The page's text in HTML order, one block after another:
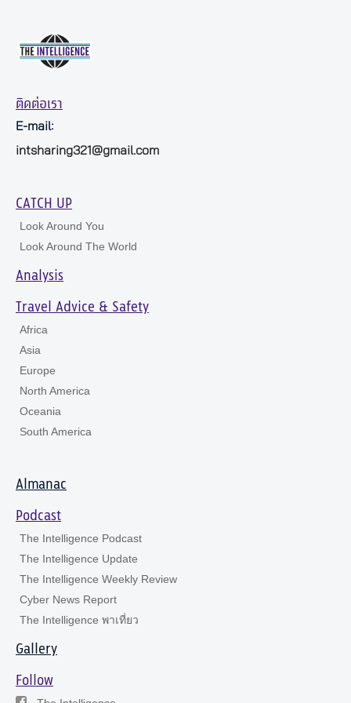
ติดต่อเรา
E-mail:
intsharing321@gmail.com
CATCH UP
Look Around You
Look Around The World
Analysis
Travel Advice & Safety
Africa
Asia
Europe
North America
Oceania
South America
Almanac
Podcast
The Intelligence Podcast
The Intelligence Update
The Intelligence Weekly Review
Cyber News Report
The Intelligence พาเที่ยว
Gallery
Follow